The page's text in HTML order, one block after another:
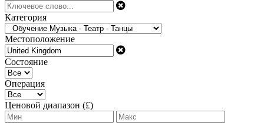
Категория
Местоположение
Состояние
Операция
Ценовой диапазон (£)